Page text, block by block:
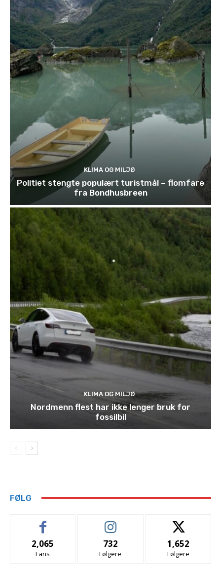
KLIMA OG MILJØ
Politiet stengte populært turistmål – flomfare
fra Bondhusbreen
KLIMA OG MILJØ
Nordmenn flest har ikke lenger bruk for
fossilbil
FØLG
2,065
Fans
732
Følgere
1,652
Følgere